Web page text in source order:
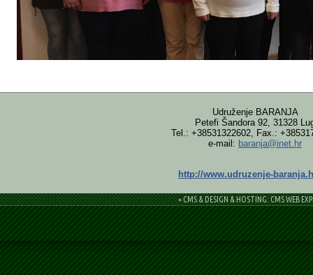
Udruženje BARANJA
Petefi Šandora 92, 31328
Tel.: +38531322602, Fax.:
e-mail: baranja@inet.hr
http://www.udruzenje-
= CMS & DESIGN & HOSTING: CMS WEB